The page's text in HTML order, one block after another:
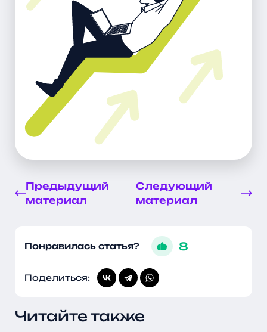
Предыдущий
материал
Следующий
материал
Понравилась статья? 8
Поделиться:
Читайте также